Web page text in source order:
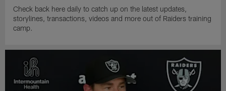
Check back here daily to catch up on the latest updates,
storylines, transactions, videos and more out of Raiders training
camp.